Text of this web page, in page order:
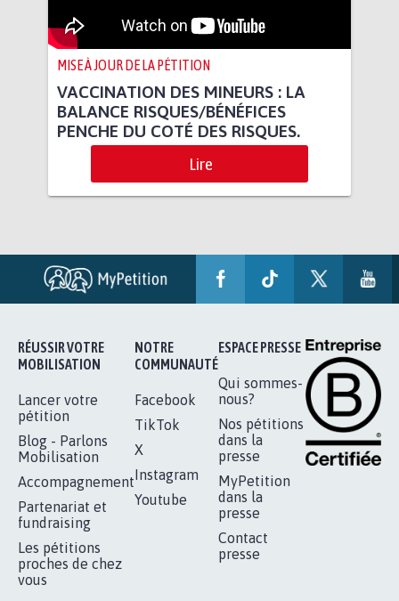
MISE À JOUR DE LA PÉTITION
VACCINATION DES MINEURS : LA
BALANCE RISQUES/BÉNÉFICES
PENCHE DU COTÉ DES RISQUES.
Lire
RÉUSSIR VOTRE
MOBILISATION
Lancer votre
pétition
Blog - Parlons
Mobilisation
Accompagnement
Partenariat et
fundraising
Les pétitions
proches de chez
vous
NOTRE
COMMUNAUTÉ
Facebook
TikTok
X
Instagram
Youtube
ESPACE PRESSE
Qui sommes-
nous?
Nos pétitions
dans la
presse
MyPetition
dans la
presse
Contact
presse